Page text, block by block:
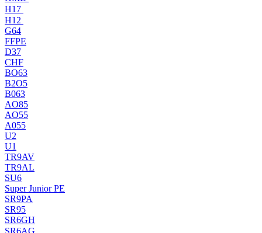
H17
H12
G64
FFPE
D37
CHF
BO63
B2O5
B063
AO85
AO55
A055
U2
U1
TR9AV
TR9AL
SU6
Super Junior PE
SR9PA
SR95
SR6GH
SR6AG